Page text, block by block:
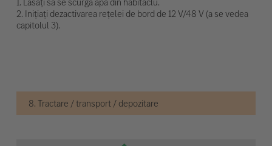
2. Inițiați dezactivarea rețelei de bord de 12 V/48 V (a se vedea
capitolul 3).
8. Tractare / transport / depozitare